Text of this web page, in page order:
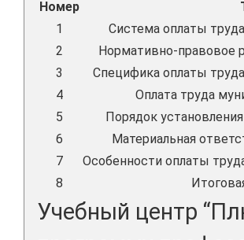
Номер
1
Система оплаты
2
Нормативно-правовое
3
Специфика оплаты
4
Оплата труда
5
Порядок
6
Материальная
7
Особенности оплаты
8
Учебный центр